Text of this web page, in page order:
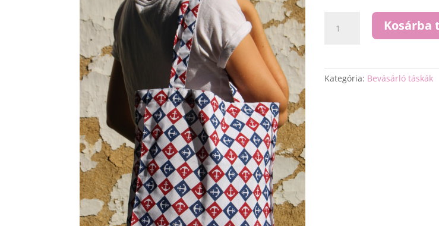
bevásárlótáskaKosárba
Kategória: Bevásárló táskák